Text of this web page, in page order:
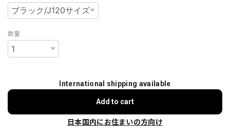
数量
International shipping available
Add to cart
日本国内にお住まいの方向け